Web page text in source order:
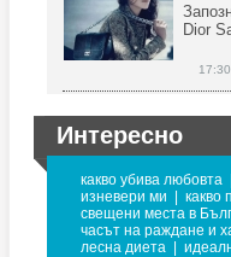
Dior
Интересно
какво убива любовта
изневери ми
какво
свещени места в
часът на раждане и
лесна диета